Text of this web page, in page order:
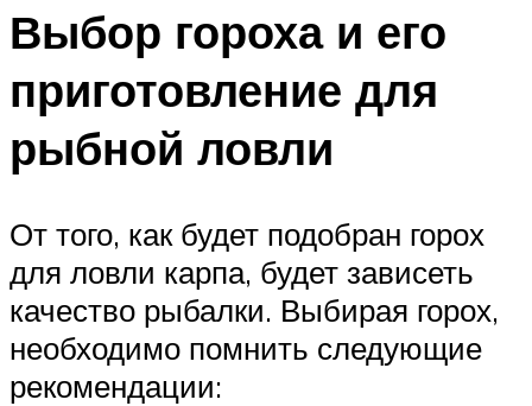
Выбор гороха и его
приготовление для
рыбной ловли
От того, как будет подобран горох
для ловли карпа, будет зависеть
качество рыбалки. Выбирая горох,
необходимо помнить следующие
рекомендации: